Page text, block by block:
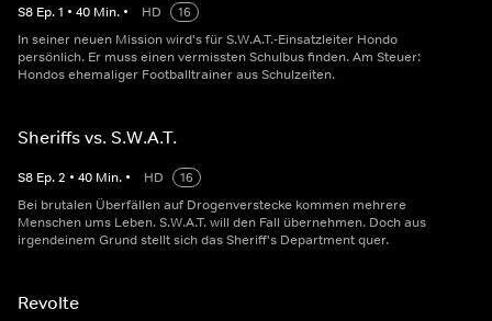
S8 Ep.1 • 40 Min. • HD
16
In seiner neuen Mission wird's für S.W.A.T.-Einsatzleiter Hondo
persönlich. Er muss einen vermissten Schulbus finden. Am Steuer:
Hondos ehemaliger Footballtrainer aus Schulzeiten.
Sheriffs vs. S.W.A.T.
S8 Ep.2 • 40 Min. • HD
16
Bei brutalen Überfällen auf Drogenverstecke kommen mehrere
Menschen ums Leben. S.W.A.T. will den Fall übernehmen. Doch aus
irgendeinem Grund stellt sich das Sheriff's Department quer.
Revolte